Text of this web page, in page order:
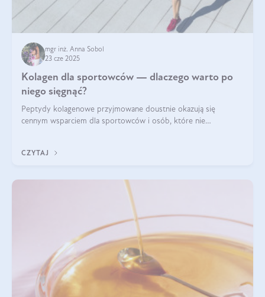
mgr inż. Anna Sobol
23 cze 2025
Kolagen dla sportowców — dlaczego warto po
niego sięgnąć?
Peptydy kolagenowe przyjmowane doustnie okazują się
cennym wsparciem dla sportowców i osób, które nie
CZYTAJ